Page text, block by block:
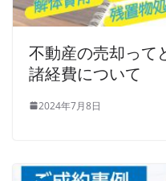
不動産の売却って
諸経費について
2024年7月8日